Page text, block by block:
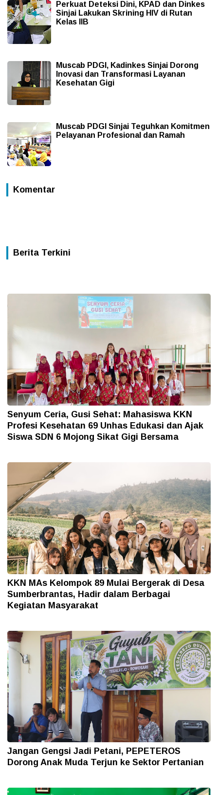
Perkuat Deteksi Dini, KPAD dan Dinkes
Sinjai Lakukan Skrining HIV di Rutan
Kelas IIB
Muscab PDGI, Kadinkes Sinjai Dorong
Inovasi dan Transformasi Layanan
Kesehatan Gigi
Muscab PDGI Sinjai Teguhkan Komitmen
Pelayanan Profesional dan Ramah
Komentar
Berita Terkini
Senyum Ceria, Gusi Sehat: Mahasiswa KKN
Profesi Kesehatan 69 Unhas Edukasi dan Ajak
Siswa SDN 6 Mojong Sikat Gigi Bersama
KKN MAs Kelompok 89 Mulai Bergerak di Desa
Sumberbrantas, Hadir dalam Berbagai
Kegiatan Masyarakat
Jangan Gengsi Jadi Petani, PEPETEROS
Dorong Anak Muda Terjun ke Sektor Pertanian